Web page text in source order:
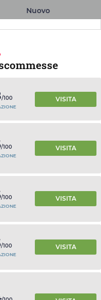
Nuovo
/100 VISITA
/100 VISITA
/100 VISITA
/100 VISITA